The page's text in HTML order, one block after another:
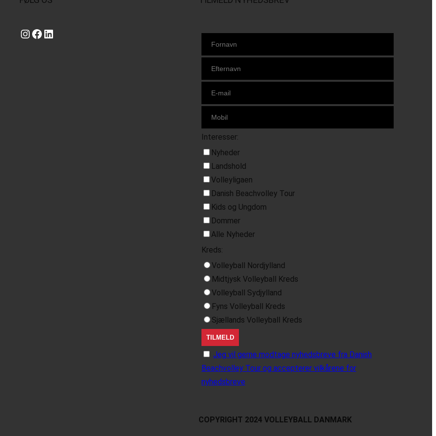
Instagram https://www.facebook.com/danishbeachvolleytour LinkedIn
Interesser:
Nyheder
Landshold
Volleyligaen
Danish Beachvolley Tour
Kids og Ungdom
Dommer
Alle Nyheder
Kreds:
Volleyball Nordjylland
Midtjysk Volleyball Kreds
Volleyball Sydjylland
Fyns Volleyball Kreds
Sjællands Volleyball Kreds
Jeg vil gerne modtage nyhedsbreve fra Danish
Beachvolley Tour og accepterer vilkårene for
nyhedsbreve
COPYRIGHT 2024 VOLLEYBALL DANMARK